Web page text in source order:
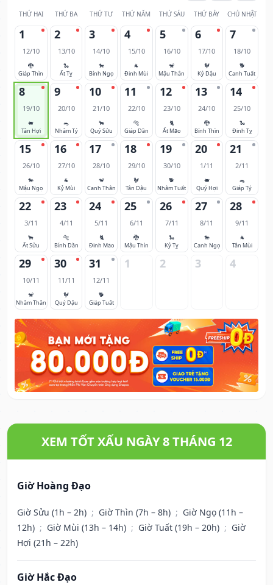
THỨ HAI THỨ BA THỨ TƯ THỨ NĂM THỨ SÁU THỨ BẢY CHỦ NHẬT
1
12/10
🐉
Giáp Thìn
2
13/10
🐍
Ất Tỵ
3
14/10
🐎
Bính Ngọ
4
15/10
🐐
Đinh Mùi
5
16/10
🐒
Mậu Thân
6
17/10
🐓
Kỷ Dậu
7
18/10
🐕
Canh Tuất
8
19/10
🐖
Tân Hợi
9
20/10
🐀
Nhâm Tý
10
21/10
🐂
Quý Sửu
11
22/10
🐅
Giáp Dần
12
23/10
🐈
Ất Mão
13
24/10
🐉
Bính Thìn
14
25/10
🐍
Đinh Tỵ
15
26/10
🐎
Mậu Ngọ
16
27/10
🐐
Kỷ Mùi
17
28/10
🐒
Canh Thân
18
29/10
🐓
Tân Dậu
19
30/10
🐕
Nhâm Tuất
20
1/11
🐖
Quý Hợi
21
2/11
🐀
Giáp Tý
22
3/11
🐂
Ất Sửu
23
4/11
🐅
Bính Dần
24
5/11
🐈
Đinh Mão
25
6/11
🐉
Mậu Thìn
26
7/11
🐍
Kỷ Tỵ
27
8/11
🐎
Canh Ngọ
28
9/11
🐐
Tân Mùi
29
10/11
🐒
Nhâm Thân
30
11/11
🐓
Quý Dậu
31
12/11
🐕
Giáp Tuất
1 2 3 4
XEM TỐT XẤU NGÀY 8 THÁNG 12
Giờ Hoàng Đạo
Giờ Sửu (1h – 2h) ; Giờ Thìn (7h – 8h) ; Giờ Ngọ (11h –
12h) ; Giờ Mùi (13h – 14h) ; Giờ Tuất (19h – 20h) ; Giờ
Hợi (21h – 22h)
Giờ Hắc Đạo